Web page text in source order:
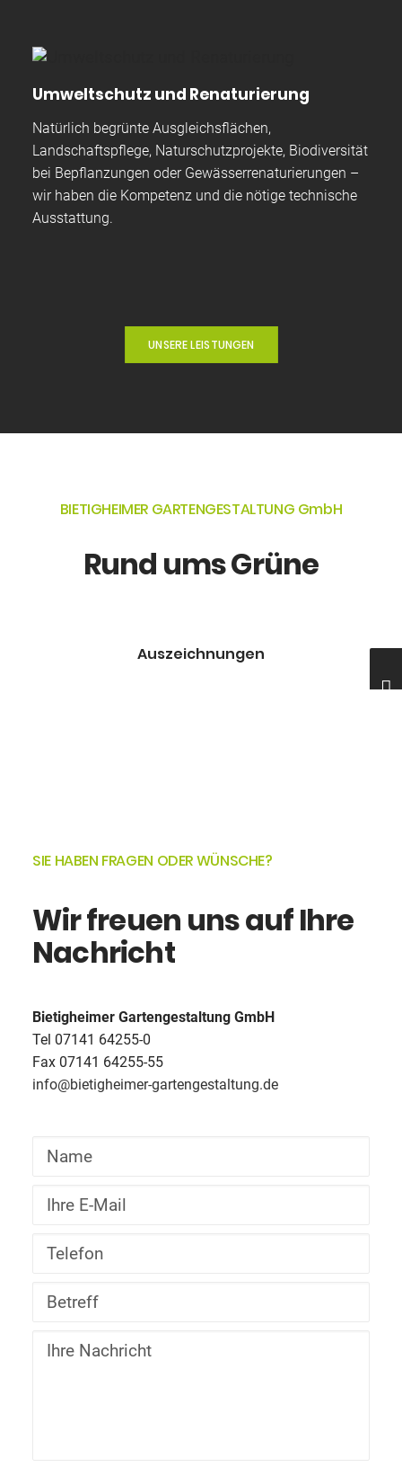
Umweltschutz und Renaturierung
Natürlich begrünte Ausgleichsflächen,
Landschaftspflege, Naturschutzprojekte, Biodiversität
bei Bepflanzungen oder Gewässerrenaturierungen –
wir haben die Kompetenz und die nötige technische
Ausstattung.
UNSERE LEISTUNGEN
BIETIGHEIMER GARTENGESTALTUNG GmbH
Rund ums Grüne
Auszeichnungen
SIE HABEN FRAGEN ODERWÜNSCHE?
Wirfreuen unsaufIhre
Nachricht
Bietigheimer Gartengestaltung GmbH
Tel 07141 64255-0
Fax 07141 64255-55
info@bietigheimer-gartengestaltung.de